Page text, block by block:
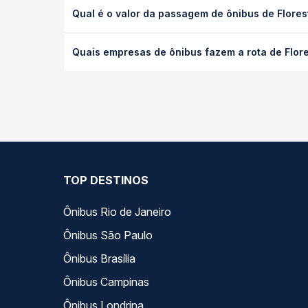
ou leito) e as condições de tráfego. Na Quero
Qual é o valor da passagem de ônibus de
poltrona e a antecedência da compra. Na Quero
Quais empresas de ônibus fazem a rota de
TOP DESTINOS
Ônibus Rio de Janeiro
Ônibus São Paulo
Ônibus Brasília
Ônibus Campinas
Ônibus Londrina